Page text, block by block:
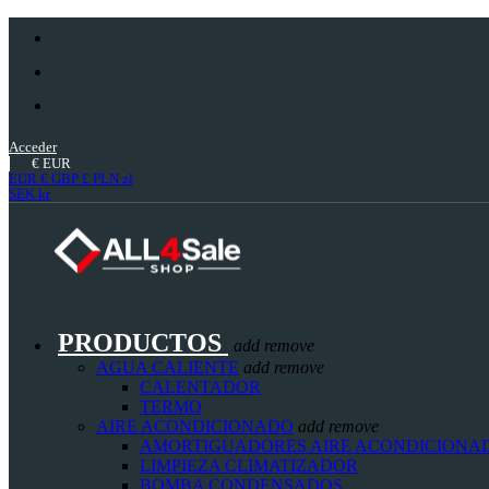
Acceder
€ EUR
EUR € GBP £ PLN zł
SEK kr
PRODUCTOS add remove
AGUA CALIENTE add remove
CALENTADOR
TERMO
AIRE ACONDICIONADO add remove
AMORTIGUADORES AIRE
LIMPIEZA CLIMATIZADOR